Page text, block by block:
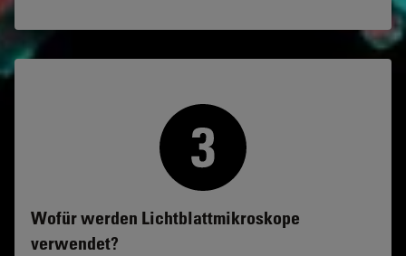
Wofür werden Lichtblattmikroskope
verwendet?